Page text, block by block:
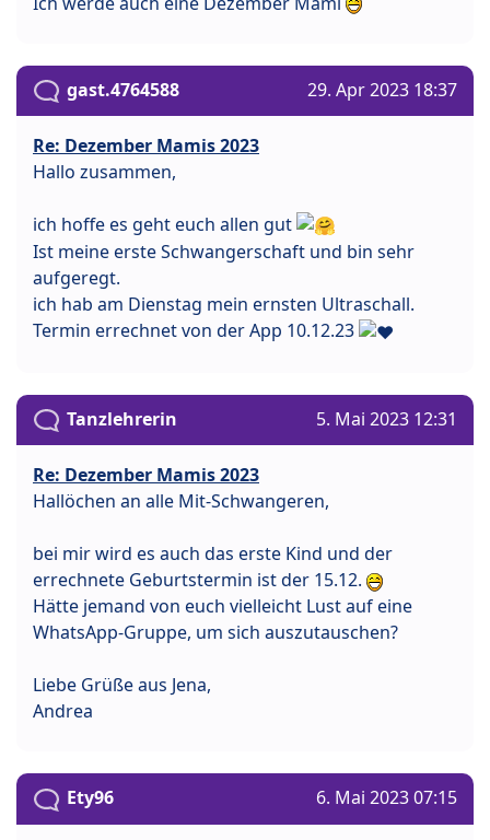
gast.4764588 29. Apr 2023 18:37
Re: Dezember Mamis 2023
Hallo zusammen,
ich hoffe es geht euch allen gut
Ist meine erste Schwangerschaft und bin sehr
aufgeregt.
ich hab am Dienstag mein ernsten Ultraschall.
Termin errechnet von der App 10.12.23
Tanzlehrerin 5. Mai 2023 12:31
Re: Dezember Mamis 2023
Hallöchen an alle Mit-Schwangeren,
bei mir wird es auch das erste Kind und der
errechnete Geburtstermin ist der 15.12.
Hätte jemand von euch vielleicht Lust auf eine
WhatsApp-Gruppe, um sich auszutauschen?
Liebe Grüße aus Jena,
Andrea
Ety96 6. Mai 2023 07:15